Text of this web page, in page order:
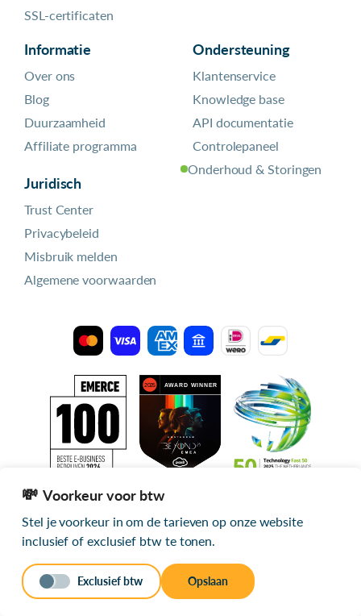
SSL-certificaten
Informatie
Over ons
Blog
Duurzaamheid
Affiliate programma
Juridisch
Trust Center
Privacybeleid
Misbruik melden
Algemene voorwaarden
Ondersteuning
Klantenservice
Knowledge base
API documentatie
Controlepaneel
Onderhoud & Storingen
Alle getoonde prijzen zijn exclusief btw
Stuur een bericht
Voorkeur voor btw
Stel je voorkeur in om de tarieven op onze website
inclusief of exclusief btw te tonen.
Exclusief btw Opslaan